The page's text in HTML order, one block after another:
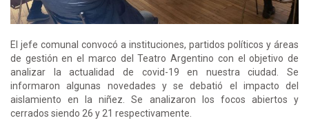
El jefe comunal convocó a instituciones, partidos políticos y áreas
de gestión en el marco del Teatro Argentino con el objetivo de
analizar la actualidad de covid-19 en nuestra ciudad. Se
informaron algunas novedades y se debatió el impacto del
aislamiento en la niñez. Se analizaron los focos abiertos y
cerrados siendo 26 y 21 respectivamente.